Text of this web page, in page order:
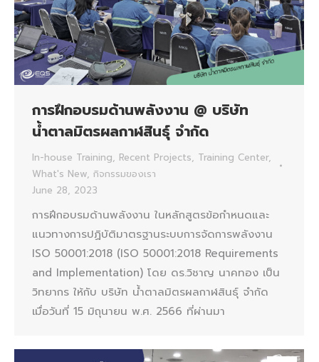
การฝึกอบรมด้านพลังงาน @ บริษัท
น้ำตาลมิตรผลกาฬสินธุ์ จำกัด
In-house Training, Recent Projects, Training Center,
What's New, กิจกรรมของเรา
June 28, 2023
การฝึกอบรมด้านพลังงาน ในหลักสูตรข้อกำหนดและ
แนวทางการปฏิบัติมาตรฐานระบบการจัดการพลังงาน
ISO 50001:2018 (ISO 50001:2018 Requirements
and Implementation) โดย ดร.วิชาญ นาคทอง เป็น
วิทยากร ให้กับ บริษัท น้ำตาลมิตรผลกาฬสินธุ์ จำกัด
เมื่อวันที่ 15 มิถุนายน พ.ศ. 2566 ที่ผ่านมา